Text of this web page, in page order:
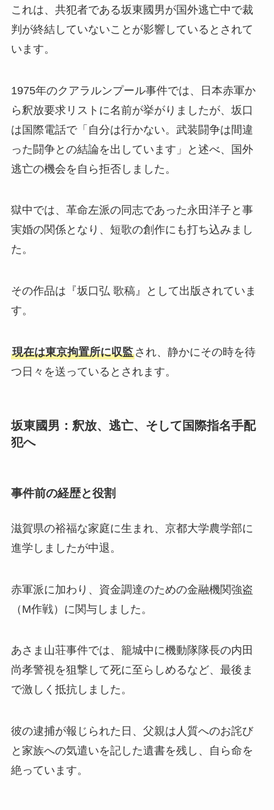
これは、共犯者である坂東國男が国外逃亡中で裁
判が終結していないことが影響しているとされて
います。
1975年のクアラルンプール事件では、日本赤軍か
ら釈放要求リストに名前が挙がりましたが、坂口
は国際電話で「自分は行かない。武装闘争は間違
った闘争との結論を出しています」と述べ、国外
逃亡の機会を自ら拒否しました。
獄中では、革命左派の同志であった永田洋子と事
実婚の関係となり、短歌の創作にも打ち込みまし
た。
その作品は『坂口弘 歌稿』として出版されていま
す。
現在は東京拘置所に収監され、静かにその時を待
つ日々を送っているとされます。
坂東國男：釈放、逃亡、そして国際指名手配
犯へ
事件前の経歴と役割
滋賀県の裕福な家庭に生まれ、京都大学農学部に
進学しましたが中退。
赤軍派に加わり、資金調達のための金融機関強盗
（M作戦）に関与しました。
あさま山荘事件では、籠城中に機動隊隊長の内田
尚孝警視を狙撃して死に至らしめるなど、最後ま
で激しく抵抗しました。
彼の逮捕が報じられた日、父親は人質へのお詫び
と家族への気遣いを記した遺書を残し、自ら命を
絶っています。